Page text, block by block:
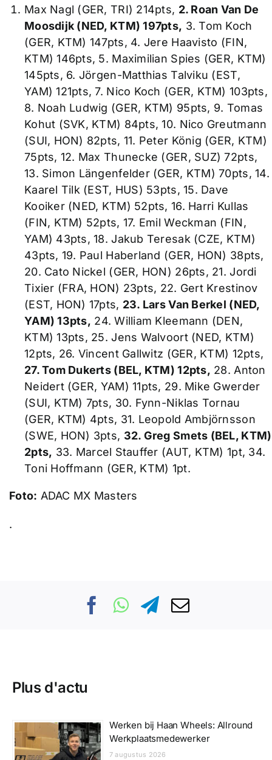
Max Nagl (GER, TRI) 214pts, 2. Roan Van De
Moosdijk (NED, KTM) 197pts, 3. Tom Koch
(GER, KTM) 147pts, 4. Jere Haavisto (FIN,
KTM) 146pts, 5. Maximilian Spies (GER, KTM)
145pts, 6. Jörgen-Matthias Talviku (EST,
YAM) 121pts, 7. Nico Koch (GER, KTM) 103pts,
8. Noah Ludwig (GER, KTM) 95pts, 9. Tomas
Kohut (SVK, KTM) 84pts, 10. Nico Greutmann
(SUI, HON) 82pts, 11. Peter König (GER, KTM)
75pts, 12. Max Thunecke (GER, SUZ) 72pts,
13. Simon Längenfelder (GER, KTM) 70pts, 14.
Kaarel Tilk (EST, HUS) 53pts, 15. Dave
Kooiker (NED, KTM) 52pts, 16. Harri Kullas
(FIN, KTM) 52pts, 17. Emil Weckman (FIN,
YAM) 43pts, 18. Jakub Teresak (CZE, KTM)
43pts, 19. Paul Haberland (GER, HON) 38pts,
20. Cato Nickel (GER, HON) 26pts, 21. Jordi
Tixier (FRA, HON) 23pts, 22. Gert Krestinov
(EST, HON) 17pts, 23. Lars Van Berkel (NED,
YAM) 13pts, 24. William Kleemann (DEN,
KTM) 13pts, 25. Jens Walvoort (NED, KTM)
12pts, 26. Vincent Gallwitz (GER, KTM) 12pts,
27. Tom Dukerts (BEL, KTM) 12pts, 28. Anton
Neidert (GER, YAM) 11pts, 29. Mike Gwerder
(SUI, KTM) 7pts, 30. Fynn-Niklas Tornau
(GER, KTM) 4pts, 31. Leopold Ambjörnsson
(SWE, HON) 3pts, 32. Greg Smets (BEL, KTM)
2pts, 33. Marcel Stauffer (AUT, KTM) 1pt, 34.
Toni Hoffmann (GER, KTM) 1pt.
Foto: ADAC MX Masters
.
Plus d'actu
Werken bij Haan Wheels: Allround
Werkplaatsmedewerker
7 augustus 2026